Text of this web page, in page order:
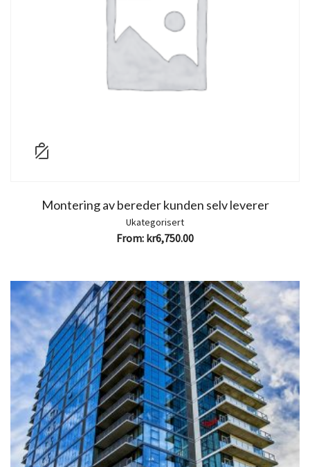
Montering av bereder kunden selv leverer
Ukategorisert
From: kr6,750.00